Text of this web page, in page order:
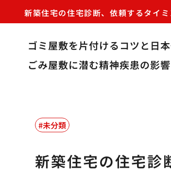
新築住宅の住宅診断、依頼するタイ
ゴミ屋敷を片付けるコツと日
ごみ屋敷に潜む精神疾患の影響
未分類
新築住宅の住宅診